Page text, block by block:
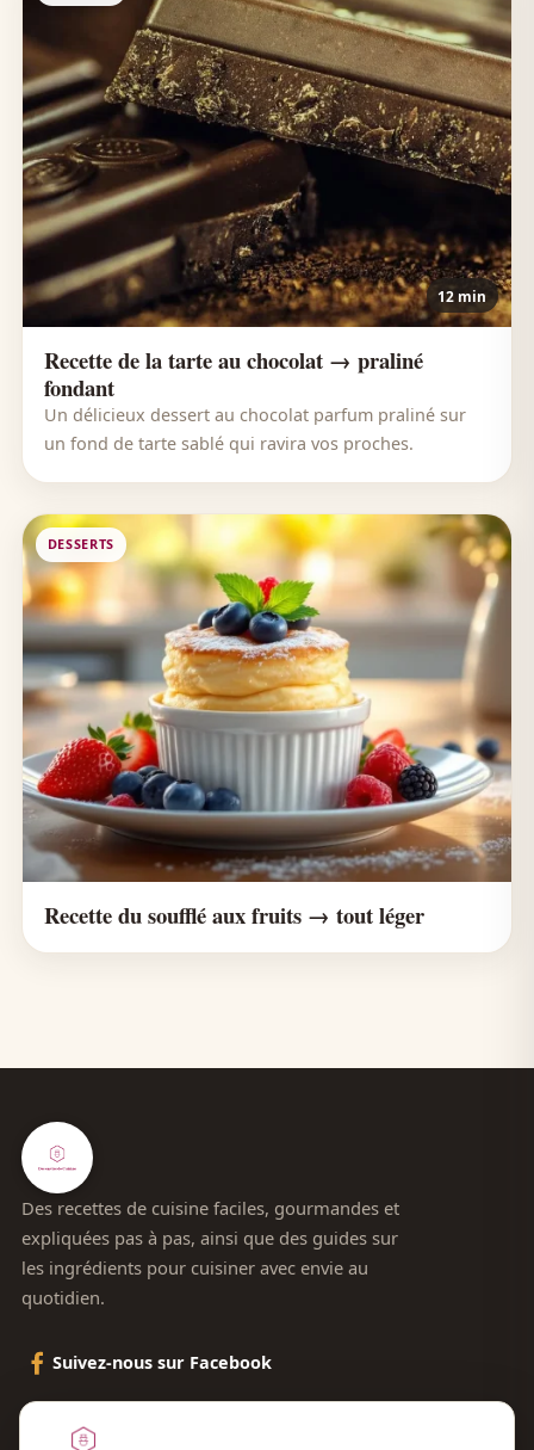
12 min
Recette de la tarte au chocolat → praliné
fondant
Un délicieux dessert au chocolat parfum praliné sur
un fond de tarte sablé qui ravira vos proches.
DESSERTS
Recette du soufflé aux fruits → tout léger
Des recettes de cuisine faciles, gourmandes et
expliquées pas à pas, ainsi que des guides sur
les ingrédients pour cuisiner avec envie au
quotidien.
Suivez-nous sur Facebook
Le blog